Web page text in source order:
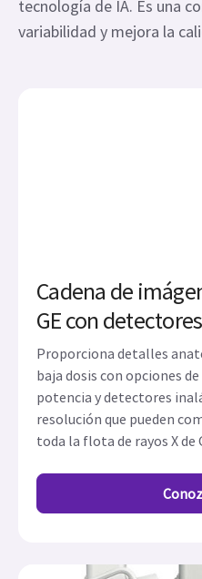
tecnología de IA. Es una
variabilidad y mejora la
Cadena de
GE con
Proporciona detalles
baja dosis con opciones
potencia y detectores
resolución que pueden
toda la flota de rayos X de